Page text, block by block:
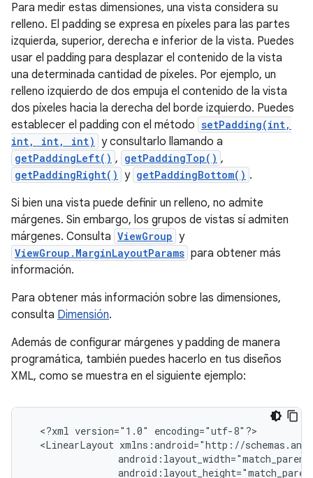
Para medir estas dimensiones, una vista considera su
relleno. El padding se expresa en píxeles para las partes
izquierda, superior, derecha e inferior de la vista. Puedes
usar el padding para desplazar el contenido de la vista
una determinada cantidad de píxeles. Por ejemplo, un
relleno izquierdo de dos empuja el contenido de la vista
dos píxeles hacia la derecha del borde izquierdo. Puedes
establecer el padding con el método setPadding(int,
int, int, int) y consultarlo llamando a
getPaddingLeft() , getPaddingTop() ,
getPaddingRight() y getPaddingBottom() .
Si bien una vista puede definir un relleno, no admite
márgenes. Sin embargo, los grupos de vistas sí admiten
márgenes. Consulta ViewGroup y
ViewGroup.MarginLayoutParams para obtener más
información.
Para obtener más información sobre las dimensiones,
consulta Dimensión.
Además de configurar márgenes y padding de manera
programática, también puedes hacerlo en tus diseños
XML, como se muestra en el siguiente ejemplo:
<?xml version="1.0"
<LinearLayout